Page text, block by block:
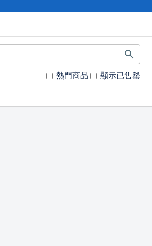
熱門商品 顯示已售罄